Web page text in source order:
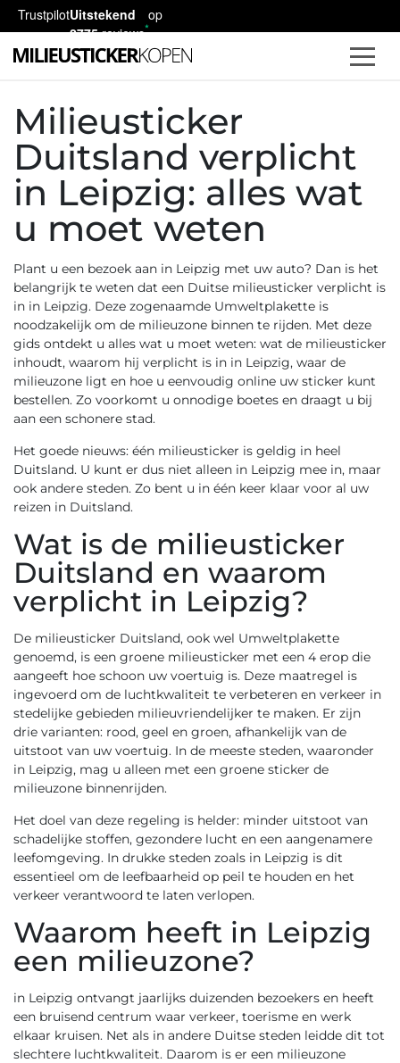
TrustpilotUitstekend
2775reviews
op
Milieusticker
Duitsland verplicht
in Leipzig: alles wat
u moet weten
Plant u een bezoek aan in Leipzig met uw auto? Dan is het
belangrijk te weten dat een Duitse milieusticker verplicht is
in in Leipzig. Deze zogenaamde Umweltplakette is
noodzakelijk om de milieuzone binnen te rijden. Met deze
gids ontdekt u alles wat u moet weten: wat de milieusticker
inhoudt, waarom hij verplicht is in in Leipzig, waar de
milieuzone ligt en hoe u eenvoudig online uw sticker kunt
bestellen. Zo voorkomt u onnodige boetes en draagt u bij
aan een schonere stad.
Het goede nieuws: één milieusticker is geldig in heel
Duitsland. U kunt er dus niet alleen in Leipzig mee in, maar
ook andere steden. Zo bent u in één keer klaar voor al uw
reizen in Duitsland.
Wat is de milieusticker
Duitsland en waarom
verplicht in Leipzig?
De milieusticker Duitsland, ook wel Umweltplakette
genoemd, is een groene milieusticker met een 4 erop die
aangeeft hoe schoon uw voertuig is. Deze maatregel is
ingevoerd om de luchtkwaliteit te verbeteren en verkeer in
stedelijke gebieden milieuvriendelijker te maken. Er zijn
drie varianten: rood, geel en groen, afhankelijk van de
uitstoot van uw voertuig. In de meeste steden, waaronder
in Leipzig, mag u alleen met een groene sticker de
milieuzone binnenrijden.
Het doel van deze regeling is helder: minder uitstoot van
schadelijke stoffen, gezondere lucht en een aangenamere
leefomgeving. In drukke steden zoals in Leipzig is dit
essentieel om de leefbaarheid op peil te houden en het
verkeer verantwoord te laten verlopen.
Waarom heeft in Leipzig
een milieuzone?
in Leipzig ontvangt jaarlijks duizenden bezoekers en heeft
een bruisend centrum waar verkeer, toerisme en werk
elkaar kruisen. Net als in andere Duitse steden leidde dit tot
slechtere luchtkwaliteit. Daarom is er een milieuzone